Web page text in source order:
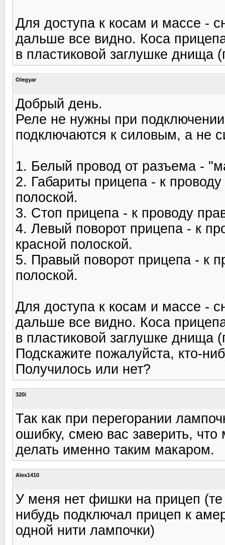
Для доступа к косам и массе -
дальше все видно. Коса
в пластиковой заглушке днища
Olegyar
Добрый день.
Реле не нужны при
подключаются к силовым, а не
1. Белый провод от разъема -
2. Габариты прицепа - к
полоской.
3. Стоп прицепа - к проводу
4. Левый поворот прицепа - к
красной полоской.
5. Правый поворот прицепа - к
полоской.
Для доступа к косам и массе -
дальше все видно. Коса
в пластиковой заглушке днища
Подскажите пожалуйста, кто-
Получилось или нет?
320i
Так как при перегорании
ошибку, смею вас заверить,
делать именно таким макаром.
Alex1410
У меня нет фишки на прицеп (те
нибудь подключал прицеп к
одной нити лампочки)